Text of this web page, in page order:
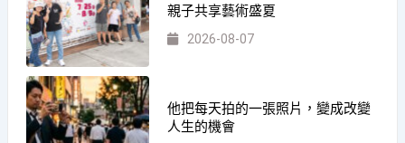
親子共享藝術盛夏
2026-08-07
他把每天拍的一張照片，變成改變
人生的機會